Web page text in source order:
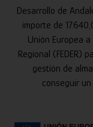
Desarrollo de
importe de
Unión Europea
Regional (FEDER)
gestión de
conseguir